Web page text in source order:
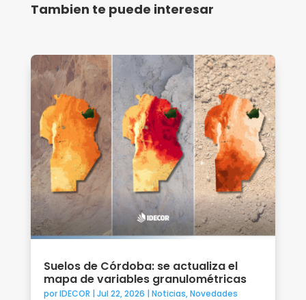
Tambien te puede interesar
Suelos de Córdoba: se actualiza el
mapa de variables granulométricas
porIDECOR | Jul 22, 2026 | Noticias,Novedades